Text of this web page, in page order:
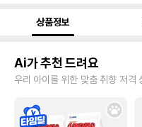
상품정보
Ai가 추천 드려요
우리 아이를 위한 맞춤 취향 저격